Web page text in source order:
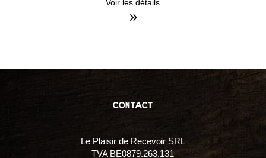
Voir les détails
contact
Le Plaisir de Recevoir SRL
TVA BE0879.263.131